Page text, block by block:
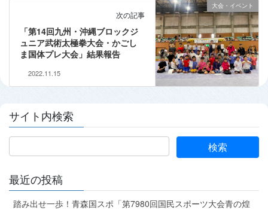
大会・イベント
次の記事
「第14回九州・沖縄ブロックジ
ュニア武術太極拳大会・かごし
ま国体プレ大会」結果報告
2022.11.15
サイト内検索
最近の投稿
踏み出せ一歩！青森国スポ「第7980回国民スポーツ大会青の煌